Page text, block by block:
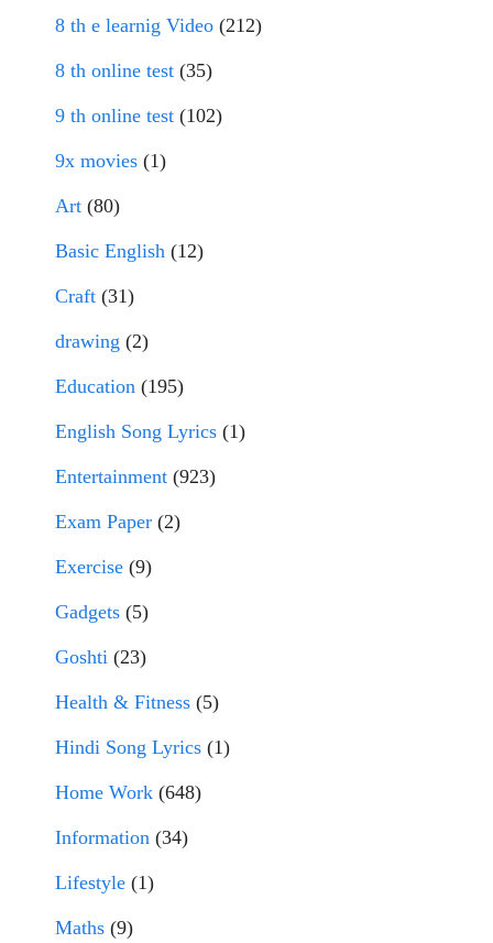
8 th e learnig Video (212)
8 th online test (35)
9 th online test (102)
9x movies (1)
Art (80)
Basic English (12)
Craft (31)
drawing (2)
Education (195)
English Song Lyrics (1)
Entertainment (923)
Exam Paper (2)
Exercise (9)
Gadgets (5)
Goshti (23)
Health & Fitness (5)
Hindi Song Lyrics (1)
Home Work (648)
Information (34)
Lifestyle (1)
Maths (9)